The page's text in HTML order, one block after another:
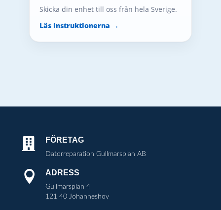
Skicka din enhet till oss från hela Sverige.
Läs instruktionerna →
 FÖRETAG
Datorreparation Gullmarsplan AB
 ADRESS
Gullmarsplan 4
121 40 Johanneshov